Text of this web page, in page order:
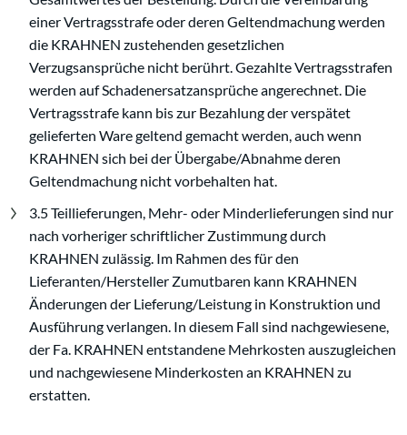
einer Vertragsstrafe oder deren Geltendmachung werden
die KRAHNEN zustehenden gesetzlichen
Verzugsansprüche nicht berührt. Gezahlte Vertragsstrafen
werden auf Schadenersatzansprüche angerechnet. Die
Vertragsstrafe kann bis zur Bezahlung der verspätet
gelieferten Ware geltend gemacht werden, auch wenn
KRAHNEN sich bei der Übergabe/Abnahme deren
Geltendmachung nicht vorbehalten hat.
3.5 Teillieferungen, Mehr- oder Minderlieferungen sind nur
nach vorheriger schriftlicher Zustimmung durch
KRAHNEN zulässig. Im Rahmen des für den
Lieferanten/Hersteller Zumutbaren kann KRAHNEN
Änderungen der Lieferung/Leistung in Konstruktion und
Ausführung verlangen. In diesem Fall sind nachgewiesene,
der Fa. KRAHNEN entstandene Mehrkosten auszugleichen
und nachgewiesene Minderkosten an KRAHNEN zu
erstatten.